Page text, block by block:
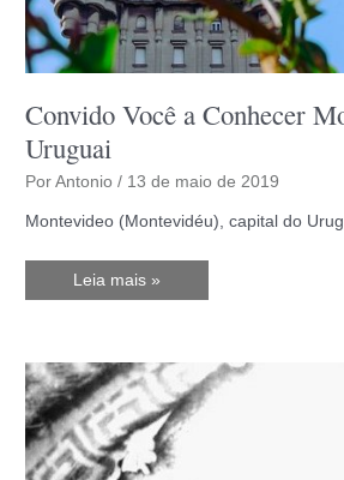
Convido Você a Conhecer
Uruguai
PorAntonio/ 13 de maio de 2019
Montevideo (Montevidéu), capital do
Convido
Uruguai
Leia mais »